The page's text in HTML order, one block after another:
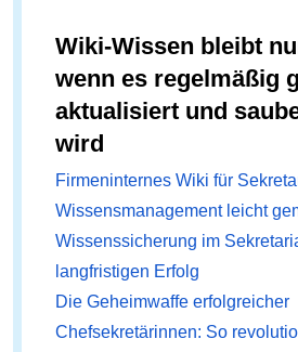
Wiki-Wissen bleibt
wenn es regelmäßig
aktualisiert und
wird
Firmeninternes Wiki für
Wissensmanagement leicht
Wissenssicherung im
langfristigen Erfolg
Die Geheimwaffe erfolgreicher
Chefsekretärinnen: So